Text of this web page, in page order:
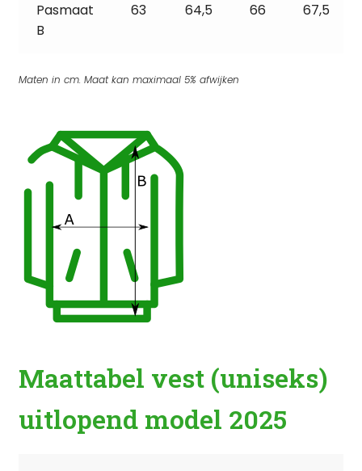
Pasmaat
B
63 64,5 66 67,5
Maten in cm. Maat kan maximaal 5% afwijken
Maattabel vest (uniseks)
uitlopend model 2025